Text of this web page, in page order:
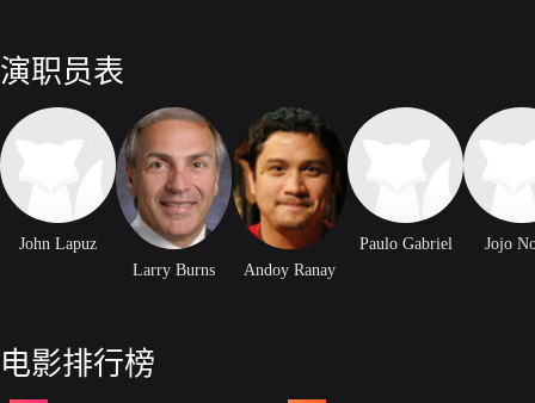
演职员表
John Lapuz
Larry Burns
Andoy Ranay
Paulo Gabriel Jojo
电影排行榜